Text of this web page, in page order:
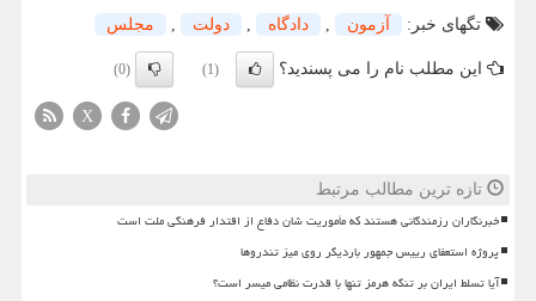
تگهای خبر:
آزمون , دادگاه , دولت , مجلس
این مطلب نام را می پسندید؟ (1)
(0)
X
تازه ترین مطالب مرتبط
خبرنگاران رزمندگانی هستند که مأموریت شان دفاع از اقتدار فرهنگی ملت است
پروژه استعفای رییس جمهور باردیگر روی میز تندروها
آیا تسلط ایران بر تنگه هرمز تنها با قدرت نظامی میسر است؟